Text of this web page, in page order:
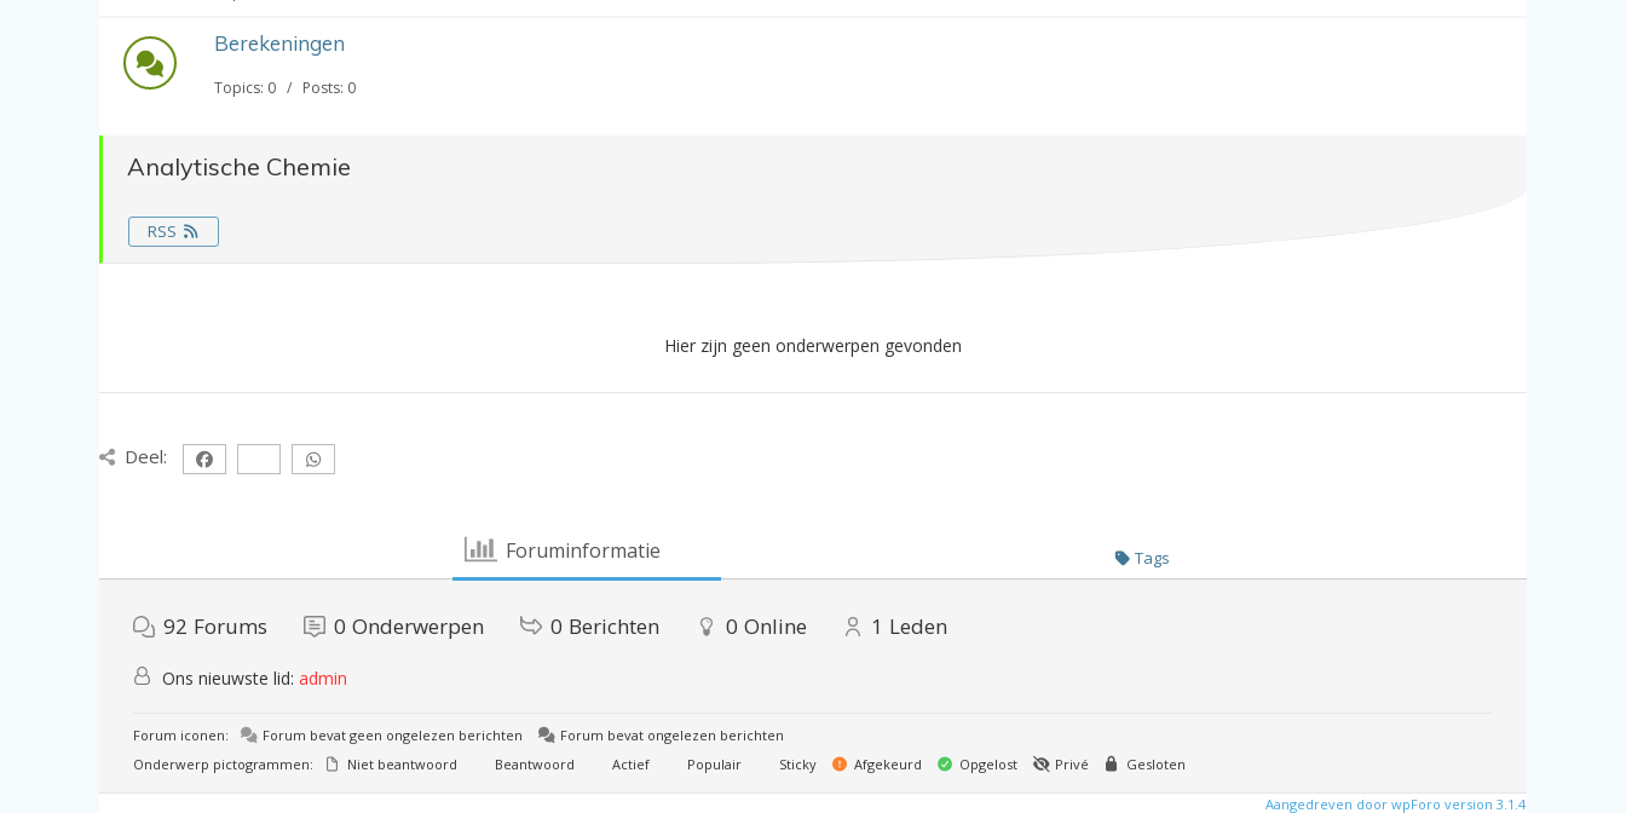
Berekeningen
Topics: 0 / Posts: 0
Analytische Chemie
RSS
Hier zijn geen onderwerpen gevonden
Deel:
Foruminformatie Tags
92 Forums 0 Onderwerpen 0 Berichten 0 Online 1 Leden
Ons nieuwste lid:admin
Forum iconen: Forum bevat geen ongelezen berichten
Forum bevat ongelezen berichten
Onderwerp pictogrammen:
Niet beantwoord Beantwoord Actief Populair Sticky Afgekeurd Opgelost Privé Gesloten
Aangedreven door wpForo version 3.1.4